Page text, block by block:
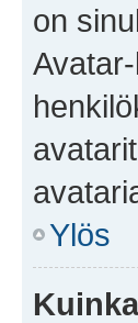
on
Ylös